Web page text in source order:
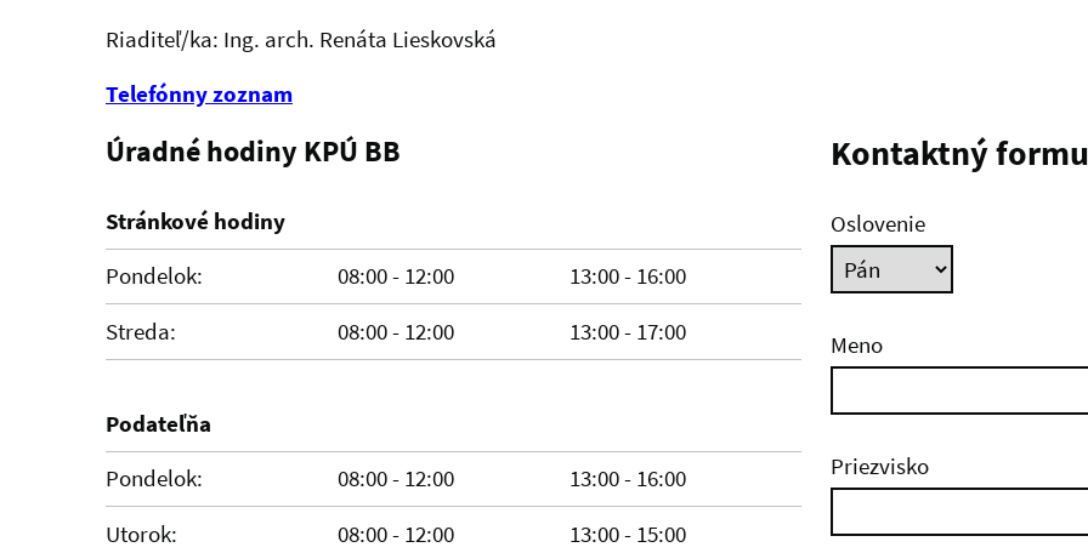
Riaditeľ/ka: Ing. arch. Renáta Lieskovská
Telefónny zoznam
Úradné hodiny KPÚ BB
Stránkové hodiny
Pondelok:
08:00 - 12:00
13:00 - 16:00
Streda:
08:00 - 12:00 13:00 - 17:00
Podateľňa
Pondelok:
08:00 - 12:00
13:00 - 16:00
Utorok:
08:00 - 12:00
13:00 - 15:00
Kontaktný
Oslovenie
Meno
Priezvisko